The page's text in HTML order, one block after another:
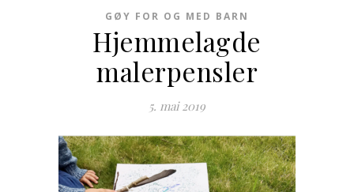
GØY FOR OG MED BARN
Hjemmelagde
malerpensler
5. mai 2019